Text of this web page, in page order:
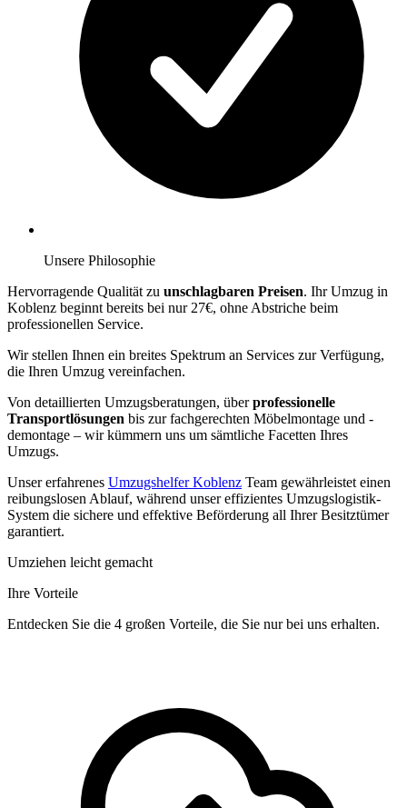
Unsere Philosophie
Hervorragende Qualität zu unschlagbaren Preisen. Ihr Umzug in
Koblenz beginnt bereits bei nur 27€, ohne Abstriche beim
professionellen Service.
Wir stellen Ihnen ein breites Spektrum an Services zur Verfügung,
die Ihren Umzug vereinfachen.
Von detaillierten Umzugsberatungen, überprofessionelle
Transportlösungen bis zur fachgerechten Möbelmontage und -
demontage – wir kümmern uns um sämtliche Facetten Ihres
Umzugs.
Unser erfahrenes Umzugshelfer Koblenz Team gewährleistet einen
reibungslosen Ablauf, während unser effizientes Umzugslogistik-
System die sichere und effektive Beförderung all Ihrer Besitztümer
garantiert.
Umziehen leicht gemacht
Ihre Vorteile
Entdecken Sie die 4 großen Vorteile, die Sie nur bei uns erhalten.